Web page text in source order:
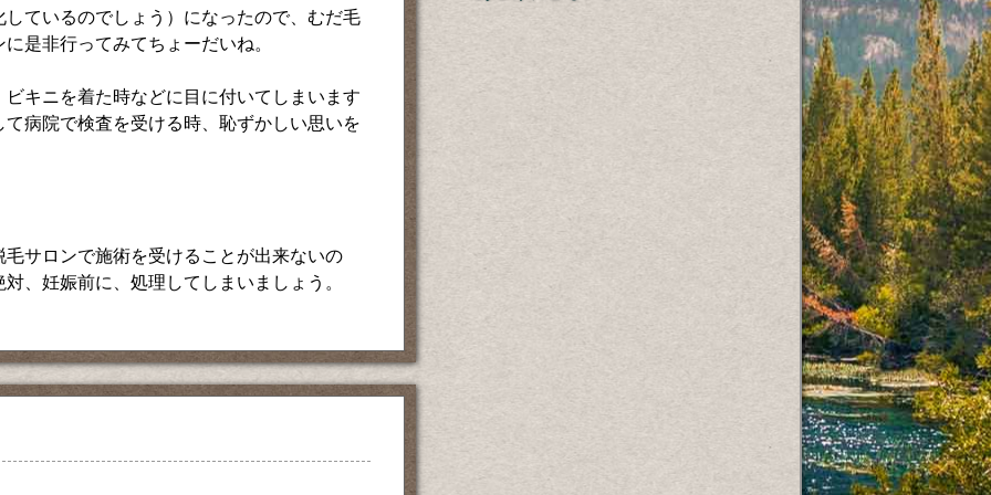
ているのでしょう）になったので、むだ毛
是非行ってみてちょーだいね。
キニを着た時などに目に付いてしまいます
病院で検査を受ける時、恥ずかしい思いを
サロンで施術を受けることが出来ないの
、妊娠前に、処理してしまいましょう。